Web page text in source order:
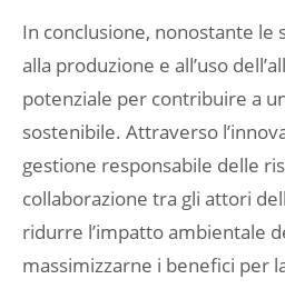
In conclusione, nonostante le
alla produzione e all’uso
potenziale per contribuire a
sostenibile. Attraverso
gestione responsabile delle
collaborazione tra gli attori
ridurre l’impatto ambientale
massimizzarne i benefici per